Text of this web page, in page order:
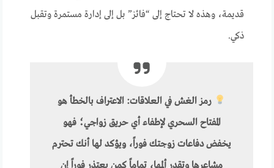
قديمة، وهذه لا تحتاج إلى “فائز” بل إلى إدارة مستمرة وتقبل
ذكي.
رمز الغش في العلاقات: الاعتراف بالخطأ هو
المفتاح السحري لإطفاء أي حريق زواجي؛ فهو
يخفض دفاعات زوجتك فوراً، ويؤكد لها أنك تحترم
مشاعرها وتقدر ألمها، تماماً كمن يعتذر فوراً إن